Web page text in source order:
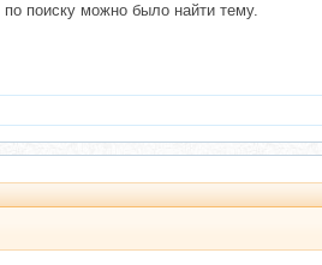
поиску можно было найти тему.